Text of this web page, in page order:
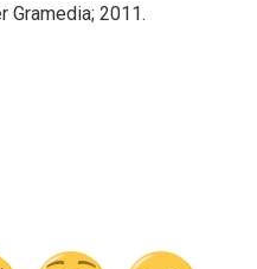
Gramedia; 2011.